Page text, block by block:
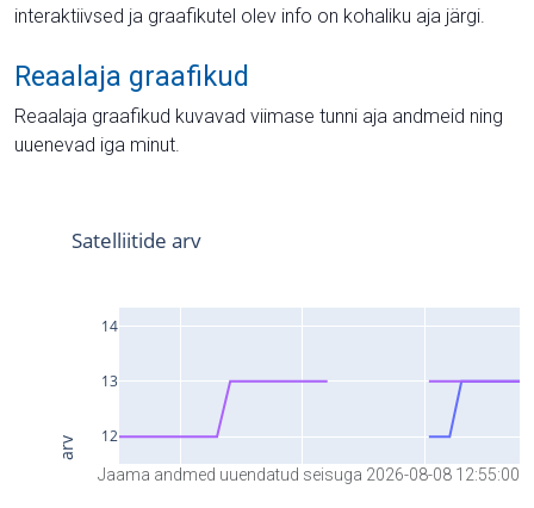
interaktiivsed ja graafikutel olev info on kohaliku aja järgi.
Reaalaja graafikud
Reaalaja graafikud kuvavad viimase tunni aja andmeid ning
uuenevad iga minut.
Jaama andmed uuendatud seisuga 2026-08-08 12:55:00